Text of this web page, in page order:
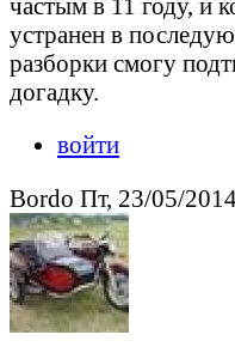
устранен в
разборки смогу
догадку.
войти
Bordo Пт, 23/05/